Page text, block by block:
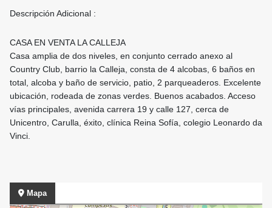
Descripción Adicional :
CASA EN VENTA LA CALLEJA
Casa amplia de dos niveles, en conjunto cerrado anexo al
Country Club, barrio la Calleja, consta de 4 alcobas, 6 baños en
total, alcoba y baño de servicio, patio, 2 parqueaderos. Excelente
ubicación, rodeada de zonas verdes. Buenos acabados. Acceso
vías principales, avenida carrera 19 y calle 127, cerca de
Unicentro, Carulla, éxito, clínica Reina Sofía, colegio Leonardo da
Vinci.
Mapa